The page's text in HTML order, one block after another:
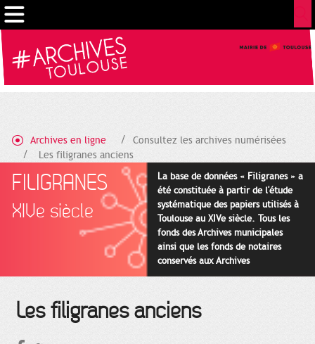
Archives en ligne
Consultez les archives numérisées
Les filigranes anciens
FILIGRANES
XIVe siècle
La base de données « Filigranes » a
été constituée à partir de l'étude
systématique des papiers utilisés à
Toulouse au XIVe siècle. Tous les
fonds des Archives municipales
ainsi que les fonds de notaires
conservés aux Archives
départementales pour cette
Les filigranes anciens
Gestion de vos préférences sur les cookies